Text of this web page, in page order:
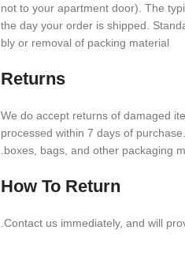
not to your apart­ment door). The
the day your order is shipped.
bly or removal of packing material
Returns
We do accept returns of damaged
processed within 7 days of
boxes, bags, and other packaging
How To Return
Contact us imme­di­ately, and will